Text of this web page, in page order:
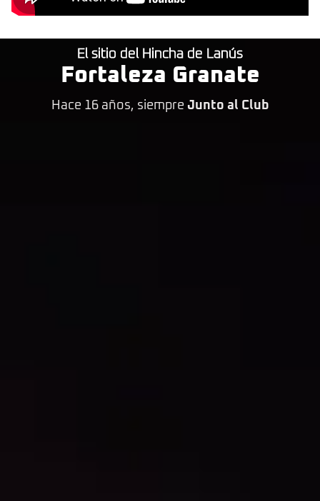
El sitio del Hincha de Lanús
Fortaleza Granate
Hace 16 años, siempre Junto al Club